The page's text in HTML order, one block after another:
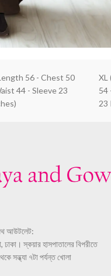
56 - Chest 50
44 - Sleeve 23
XL
54
23
আউটলেট:
ঢাকা। স্কয়ার হাসপাতালের বিপরীতে
সন্ধ্যা ৭টা পর্যন্ত খোলা